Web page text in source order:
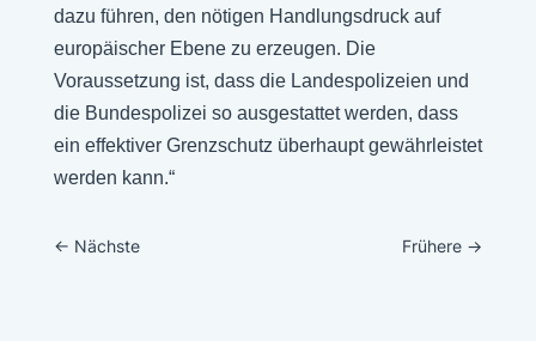
dazu führen, den nötigen Handlungsdruck auf
europäischer Ebene zu erzeugen. Die
Voraussetzung ist, dass die Landespolizeien und
die Bundespolizei so ausgestattet werden, dass
ein effektiver Grenzschutz überhaupt gewährleistet
werden kann.“
← Nächste Frühere →